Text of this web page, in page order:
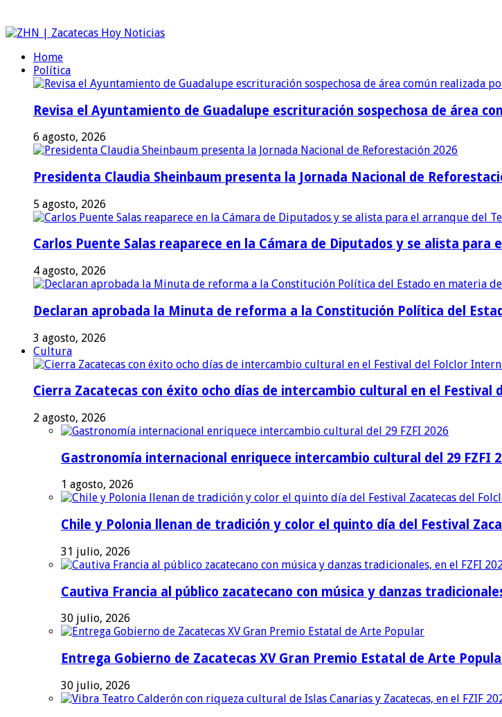
Home
Política
Revisa el Ayuntamiento de Guadalupe escrituración sospechosa de área
6 agosto, 2026
Presidenta Claudia Sheinbaum presenta la Jornada Nacional de
5 agosto, 2026
Carlos Puente Salas reaparece en la Cámara de Diputados y se alista para
4 agosto, 2026
Declaran aprobada la Minuta de reforma a la Constitución Política del
3 agosto, 2026
Cultura
Cierra Zacatecas con éxito ocho días de intercambio cultural en el Festival
2 agosto, 2026
Gastronomía internacional enriquece intercambio cultural del 29 FZFI
1 agosto, 2026
Chile y Polonia llenan de tradición y color el quinto día del Festival
31 julio, 2026
Cautiva Francia al público zacatecano con música y danzas
30 julio, 2026
Entrega Gobierno de Zacatecas XV Gran Premio Estatal de Arte
30 julio, 2026